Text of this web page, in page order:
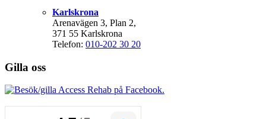
Karlskrona
Arenavägen 3, Plan 2,
371 55 Karlskrona
Telefon: 010-202 30 20
Gilla oss